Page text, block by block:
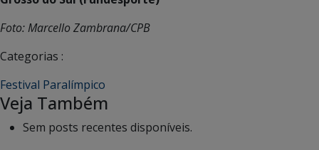
Foto: Marcello Zambrana/CPB
Categorias :
Festival Paralímpico
Veja Também
Sem posts recentes disponíveis.